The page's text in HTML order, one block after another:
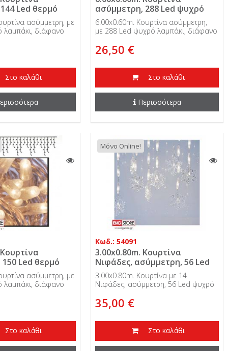
Led θερμό
καλώδιο,
ασύμμετρη, με
λαμπάκι, διάφανο
Στο καλάθι
ασύμμετρη, 288 Led ψυχρό
λαμπάκι, διάφανο καλώδιο,
31V, επεκτεινόμενη
6.00x0.60m. Κουρτίνα ασύμμετρη,
με 288 Led ψυχρό λαμπάκι, διάφανο
εξωτερικής χρήσης.
26,50 €
Στο καλάθι
Περισσότερα
Led θερμό
καλώδιο,
ασύμμετρη, με
λαμπάκι, διάφανο
Στο καλάθι
Μόνο Online!
Κωδ.: 54091
3.00x0.80m. Κουρτίνα
Νιφάδες, ασύμμετρη, 56 Led
ψυχρό λαμπάκι, διάφανο
καλώδιο, 3.4V, IP44
3.00x0.80m. Κουρτίνα με 14
Νιφάδες, ασύμμετρη, 56 Led ψυχρό
IP44
35,00 €
Στο καλάθι